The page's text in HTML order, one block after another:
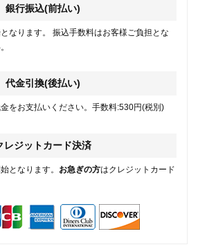
銀行振込(前払い)
なります。 振込手数料はお客様ご負担とな
代金引換(後払い)
をお支払いください。手数料:530円(税別)
レジットカード決済
となります。 お急ぎの方はクレジットカード